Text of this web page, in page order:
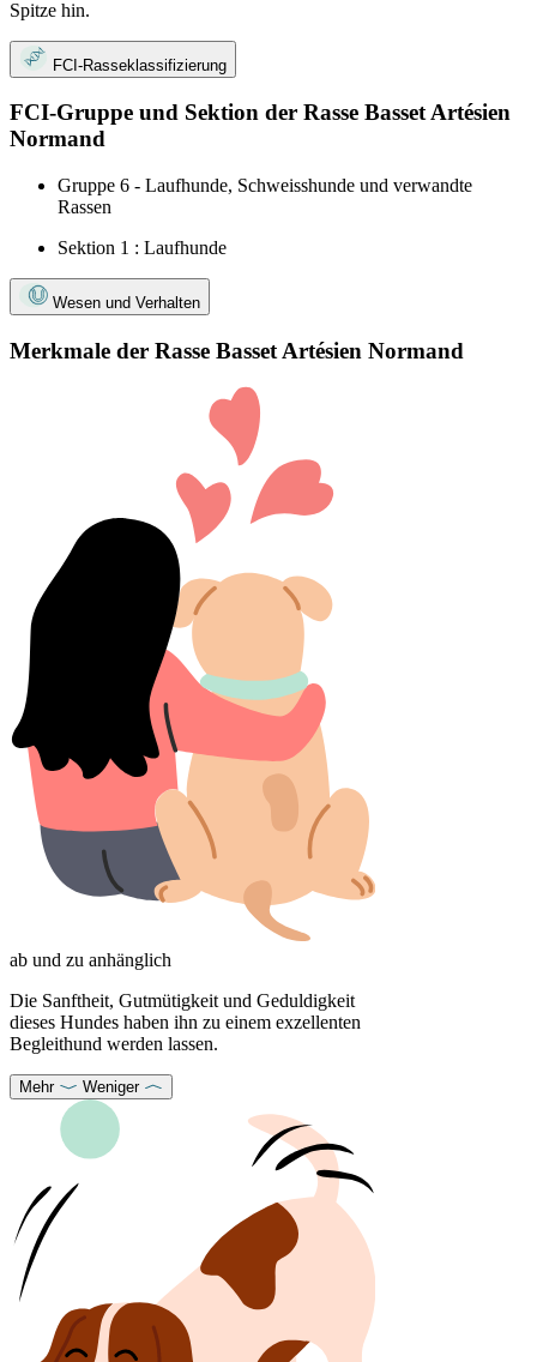
Spitze hin.
FCI-Rasseklassifizierung
FCI-Gruppe und Sektion der Rasse Basset Artésien
Normand
Gruppe 6 - Laufhunde, Schweisshunde und verwandte
Rassen
Sektion 1 : Laufhunde
Wesen und Verhalten
Merkmale der Rasse Basset Artésien Normand
ab und zu anhänglich
Die Sanftheit, Gutmütigkeit und Geduldigkeit
dieses Hundes haben ihn zu einem exzellenten
Begleithund werden lassen.
Mehr Weniger